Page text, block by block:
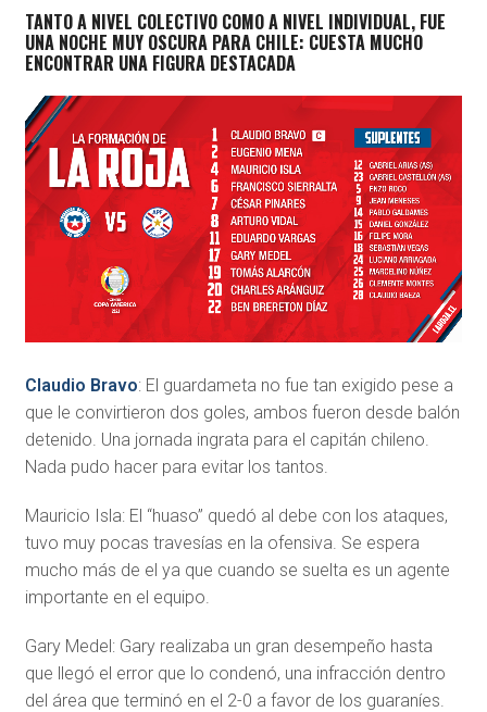
TANTO A NIVEL COLECTIVO COMO A NIVEL INDIVIDUAL, FUE
UNA NOCHE MUY OSCURA PARA CHILE: CUESTA MUCHO
ENCONTRAR UNA FIGURA DESTACADA
Claudio Bravo: El guardameta no fue tan exigido pese a
que le convirtieron dos goles, ambos fueron desde balón
detenido. Una jornada ingrata para el capitán chileno.
Nada pudo hacer para evitar los tantos.
Mauricio Isla: El “huaso” quedó al debe con los ataques,
tuvo muy pocas travesías en la ofensiva. Se espera
mucho más de el ya que cuando se suelta es un agente
importante en el equipo.
Gary Medel: Gary realizaba un gran desempeño hasta
que llegó el error que lo condenó, una infracción dentro
del área que terminó en el 2-0 a favor de los guaraníes.